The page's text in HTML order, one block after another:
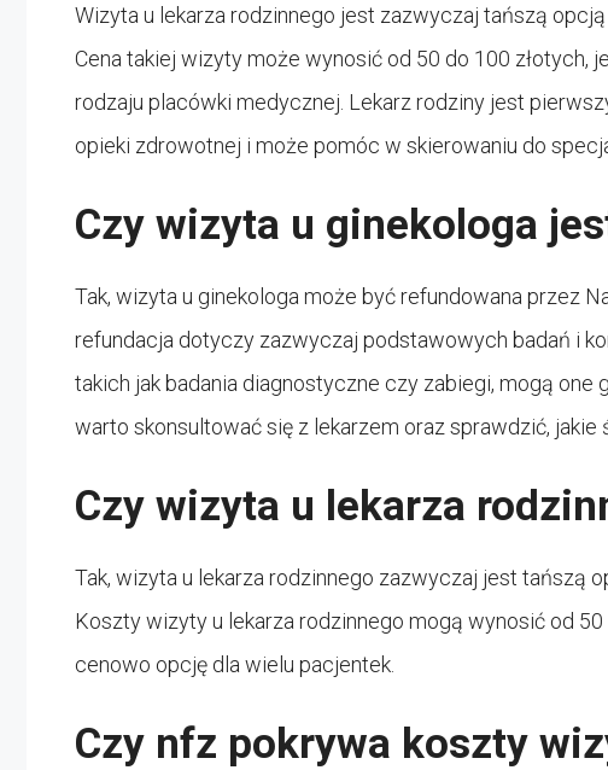
Wizyta u lekarza rodzinnego jest zazwyczaj tańszą
Cena takiej wizyty może wynosić od 50 do 100 złotych,
rodzaju placówki medycznej. Lekarz rodziny jest
opieki zdrowotnej i może pomóc w skierowaniu do
Czy wizyta u ginekologa
Tak, wizyta u ginekologa może być refundowana przez
refundacja dotyczy zazwyczaj podstawowych badań i
takich jak badania diagnostyczne czy zabiegi, mogą
warto skonsultować się z lekarzem oraz sprawdzić, jakie
Czy wizyta u lekarza
Tak, wizyta u lekarza rodzinnego zazwyczaj jest tańszą
Koszty wizyty u lekarza rodzinnego mogą wynosić od
cenowo opcję dla wielu pacjentek.
Czy nfz pokrywa koszty